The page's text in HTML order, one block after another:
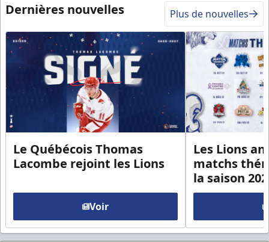
Dernières nouvelles Plus de nouvelles
Le Québécois Thomas
Lacombe rejoint les Lions
Voir
Les Lions
matchs
la saison